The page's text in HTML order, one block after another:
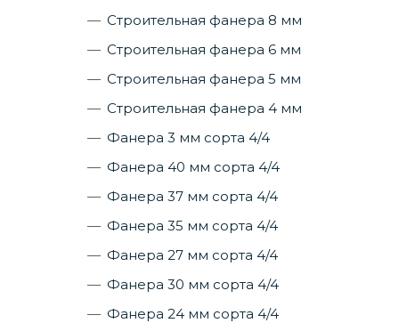
Строительная фанера 8 мм
Строительная фанера 6 мм
Строительная фанера 5 мм
Строительная фанера 4 мм
Фанера 3 мм сорта 4/4
Фанера 40 мм сорта 4/4
Фанера 37 мм сорта 4/4
Фанера 35 мм сорта 4/4
Фанера 27 мм сорта 4/4
Фанера 30 мм сорта 4/4
Фанера 24 мм сорта 4/4